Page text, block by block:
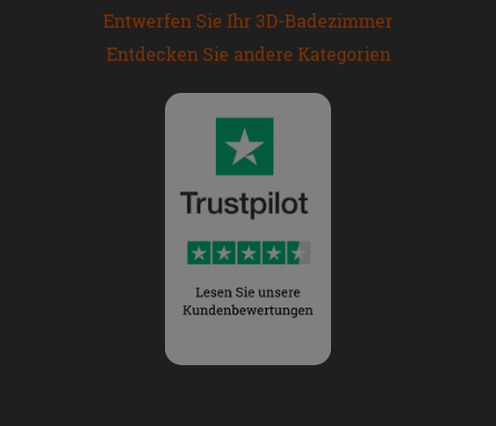
Entwerfen Sie Ihr 3D-Badezimmer
Entdecken Sie andere Kategorien